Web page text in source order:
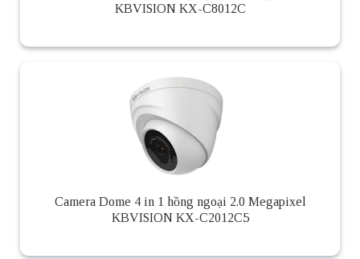
KBVISION KX-C8012C
Camera Dome 4 in 1 hồng ngoại 2.0 Megapixel
KBVISION KX-C2012C5